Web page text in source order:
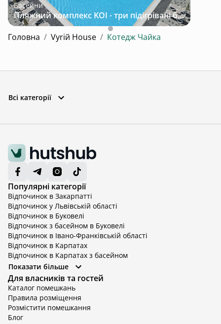
Басейни
Пляжний комплекс KOI - три підігрівані басейни серед лісу за 30 км від Львова
Головна / Vyriй House / Котедж Чайка
Всі категорії
Популярні категорії
Відпочинок в Закарпатті
Відпочинок у Львівській області
Відпочинок в Буковелі
Відпочинок з басейном в Буковелі
Відпочинок в Івано-Франківській області
Відпочинок в Карпатах
Відпочинок в Карпатах з басейном
Відпочинок в Київській області
Відпочинок в Київській області з басейном
Відпочинок в Тернопільській області
Відпочинок у Вінницькій області
Відпочинок в Яремче
Відпочинок у Львівській області з басейном
Показати більше
Для власників та гостей
Каталог помешкань
Правила розміщення
Розмістити помешкання
Блог